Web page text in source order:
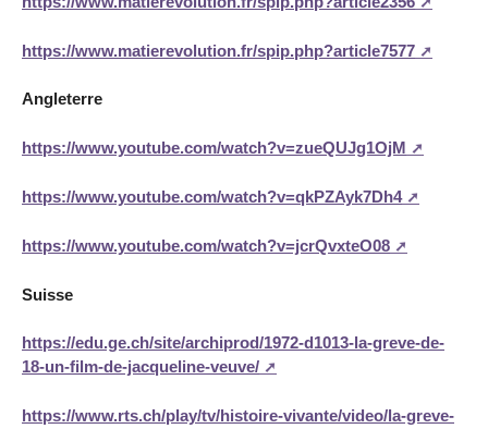
https://www.matierevolution.fr/spip.php?article7577
Angleterre
https://www.youtube.com/watch?v=zueQUJg1OjM
https://www.youtube.com/watch?v=qkPZAyk7Dh4
https://www.youtube.com/watch?v=jcrQvxteO08
Suisse
https://edu.ge.ch/site/archiprod/1972-d1013-la-greve-de-
18-un-film-de-jacqueline-veuve/
https://www.rts.ch/play/tv/histoire-vivante/video/la-greve-